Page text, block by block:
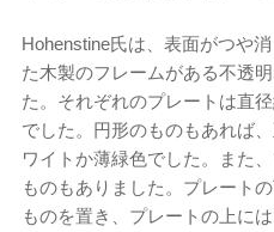
Hohenstine氏は、表面がつや
た木製のフレームがある不透
た。それぞれのプレートは直
でした。円形のものもあれば
ワイトか薄緑色でした。また
ものもありました。プレート
ものを置き、プレートの上に